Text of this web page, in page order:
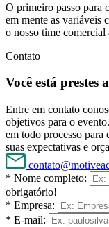
O primeiro passo para
em mente as variáveis
o nosso time
Contato
Você está prestes
Entre em contato
objetivos para o
em todo processo para
suas expectativas e
* Nome completo:
obrigatório!
* Empresa:
* E-mail: